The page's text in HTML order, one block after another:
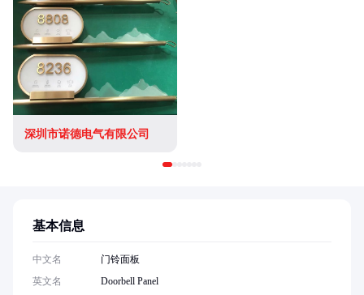
深圳市诺德电气有限公司
基本信息
中文名
门铃面板
英文名
Doorbell Panel